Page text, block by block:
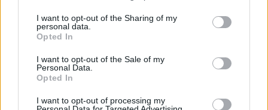
I want to opt-out of the Sharing of my
personal data.
Opted In
I want to opt-out of the Sale of my
Personal Data.
Opted In
I want to opt-out of processing my
cittadini.
Perché chi amministra in buona fede deve poter
firmare senza paura.